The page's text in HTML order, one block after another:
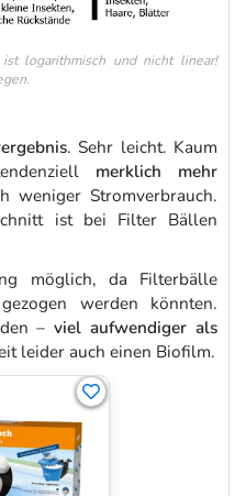
logarithmisch und nicht linear!
. Sehr leicht. Kaum
merklich mehr
weniger Stromverbrauch.
ist bei Filter Bällen
möglich, da Filterbälle
werden könnten.
–viel aufwendiger als
leider auch einen Biofilm.